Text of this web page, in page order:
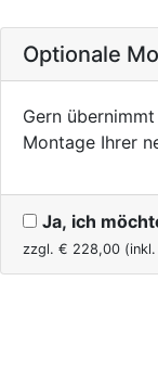
Optionale
Gern
Montage Ihrer
Ja, ich
zzgl. € 228,00